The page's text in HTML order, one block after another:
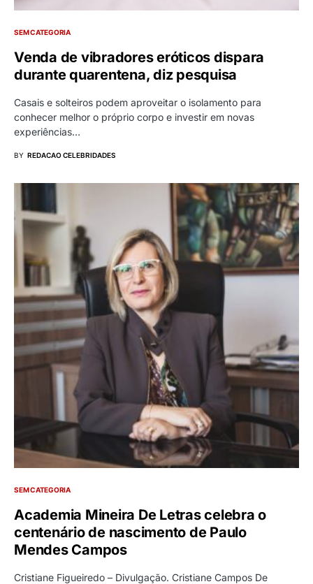
SEM CATEGORIA
Venda de vibradores eróticos dispara
durante quarentena, diz pesquisa
Casais e solteiros podem aproveitar o isolamento para
conhecer melhor o próprio corpo e investir em novas
experiências…
BY REDACAO CELEBRIDADES
SEM CATEGORIA
Academia Mineira De Letras celebra o
centenário de nascimento de Paulo
Mendes Campos
Cristiane Figueiredo – Divulgação. Cristiane Campos De